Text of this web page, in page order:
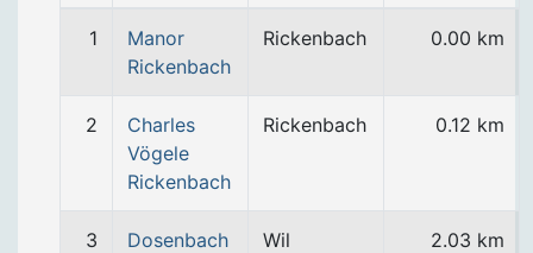
1
Manor
Rickenbach
Rickenbach 0.00 km
2
Charles
Vögele
Rickenbach
Rickenbach 0.12 km
3
Dosenbach
Wil 2.03 km